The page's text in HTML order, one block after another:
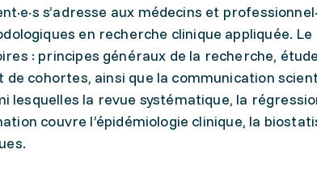
s’adresse aux médecins et
en recherche clinique appliquée. Le
: principes généraux de la recherche,
cohortes, ainsi que la communication
lesquelles la revue systématique, la
couvre l’épidémiologie clinique, la